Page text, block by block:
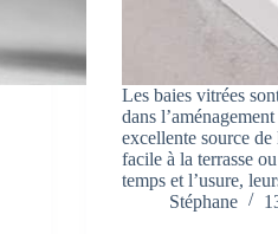
Les baies vitrées
dans
excellente source
facile à la terrasse
temps et l’usure,
Stéphane